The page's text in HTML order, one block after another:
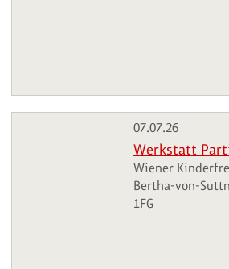
07.07.26
Werkstatt
Wiener
Bertha-von-
1FG